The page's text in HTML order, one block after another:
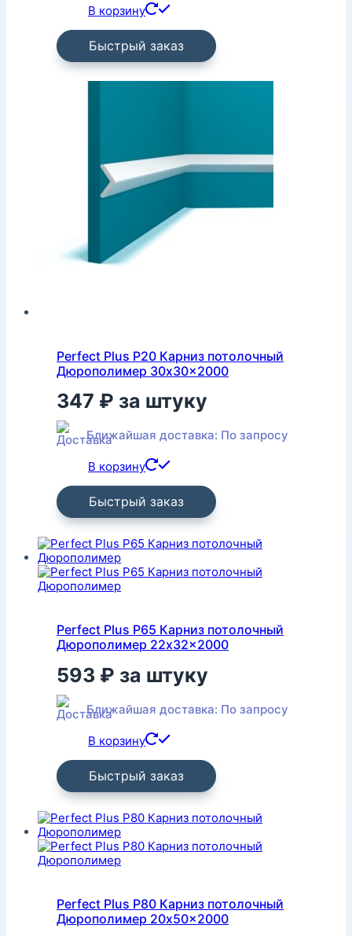
В корзину
Быстрый заказ
Perfect Plus P20 Карниз потолочный
Дюрополимер 30x30x2000
347 ₽ за штуку
Ближайшая доставка: По запросу
В корзину
Быстрый заказ
Perfect Plus P65 Карниз потолочный
Дюрополимер 22x32x2000
593 ₽ за штуку
Ближайшая доставка: По запросу
В корзину
Быстрый заказ
Perfect Plus P80 Карниз потолочный
Дюрополимер 20x50x2000